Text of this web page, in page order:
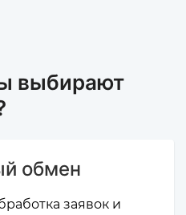
выбирают
обмен
заявок и